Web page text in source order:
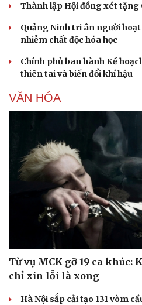
Sức khỏe
Dinh dưỡng - món ngon
Sản phụ khoa
Thành lập Hội đồng xét tặng
Quảng Ninh tri ân người
nhiễm chất độc hóa học
Chính phủ ban hành Kế
thiên tai và biến đổi khí hậu
VĂN HÓA
Từ vụ MCK gỡ 19 ca khúc:
chỉ xin lỗi là xong
Hà Nội sắp cải tạo 131 vòm